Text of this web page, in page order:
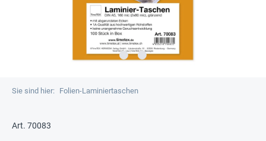
Sie sind hier: Folien-Laminiertaschen
Art. 70083